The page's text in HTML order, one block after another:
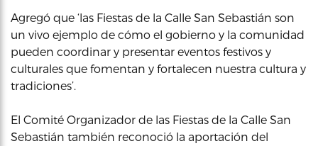
Agregó que ‘las Fiestas de la Calle San Sebastián son
un vivo ejemplo de cómo el gobierno y la comunidad
pueden coordinar y presentar eventos festivos y
culturales que fomentan y fortalecen nuestra cultura y
tradiciones’.
El Comité Organizador de las Fiestas de la Calle San
Sebastián también reconoció la aportación del